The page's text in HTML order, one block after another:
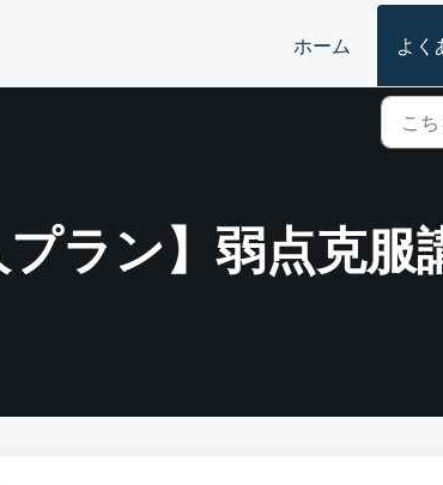
ホーム よく
プラン】弱点克